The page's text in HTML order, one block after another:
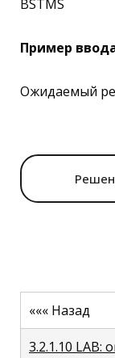
BSTMS
Пример
Ожидаемый
««« Назад
3.2.1.10 LAB: